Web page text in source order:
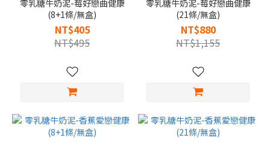
零乳糖牛奶泥-莓好戀曲健康
(8+1條/無盒)
NT$405
NT$495
零乳糖牛奶泥-莓好戀曲健康
(21條/無盒)
NT$880
NT$1,155